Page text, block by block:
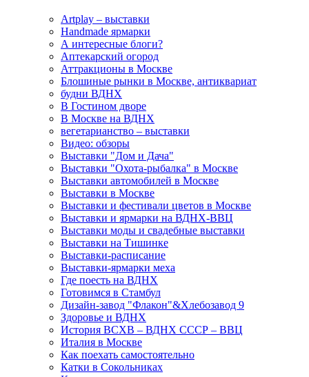
Artplay – выставки
Handmade ярмарки
А интересные блоги?
Аптекарский огород
Аттракционы в Москве
Блошиные рынки в Москве, антиквариат
будни ВДНХ
В Гостином дворе
В Москве на ВДНХ
вегетарианство – выставки
Видео: обзоры
Выставки "Дом и Дача"
Выставки "Охота-рыбалка" в Москве
Выставки автомобилей в Москве
Выставки в Москве
Выставки и фестивали цветов в Москве
Выставки и ярмарки на ВДНХ-ВВЦ
Выставки моды и свадебные выставки
Выставки на Тишинке
Выставки-расписание
Выставки-ярмарки меха
Где поесть на ВДНХ
Готовимся в Стамбул
Дизайн-завод "Флакон"&Хлебозавод 9
Здоровье и ВДНХ
История ВСХВ – ВДНХ СССР – ВВЦ
Италия в Москве
Как поехать самостоятельно
Катки в Сокольниках